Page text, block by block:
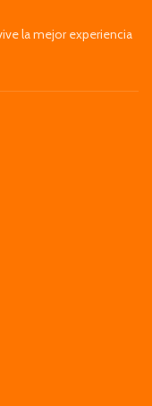
la mejor experiencia